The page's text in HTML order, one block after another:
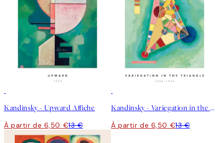
Kandinsky - Upward Affiche
À partir de 6,50 €13 €
Kandinsky - Variegation in the Triangle Affiche
À partir de 6,50 €13 €